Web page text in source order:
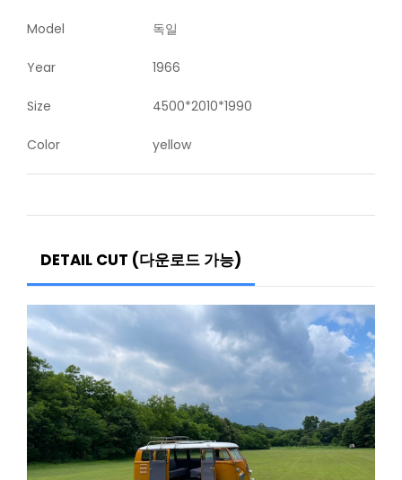
Model 독일
Year 1966
Size 4500*2010*1990
Color yellow
DETAIL CUT (다운로드 가능)